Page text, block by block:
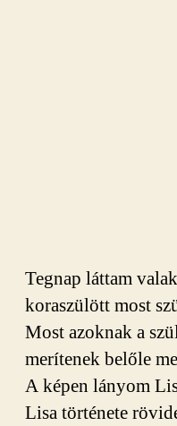
Tegnap láttam
koraszülött most
Most azoknak a
merítenek belőle
A képen lányom
Lisa története